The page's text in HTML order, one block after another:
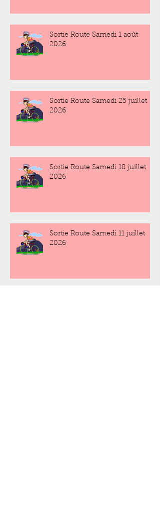
Sortie Route Samedi 1 août
2026
Sortie Route Samedi 25 juillet
2026
Sortie Route Samedi 18 juillet
2026
Sortie Route Samedi 11 juillet
2026